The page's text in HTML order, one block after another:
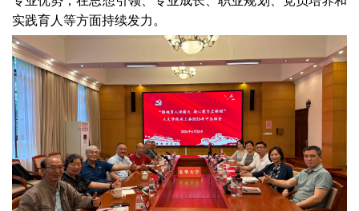
实践育人等方面持续发力。